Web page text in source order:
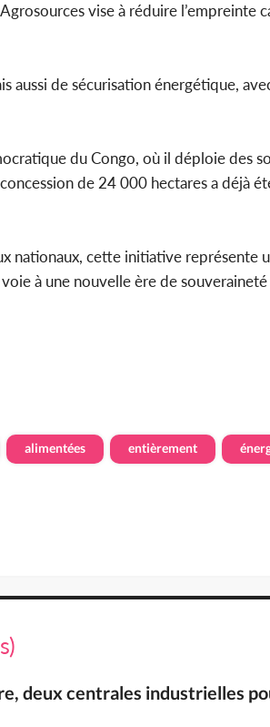
vise à réduire l’empreinte
aussi de sécurisation énergétique,
du Congo, où il déploie des
de 24 000 hectares a déjà
nationaux, cette initiative représente
à une nouvelle ère de
alimentées entièrement
deux centrales industrielles